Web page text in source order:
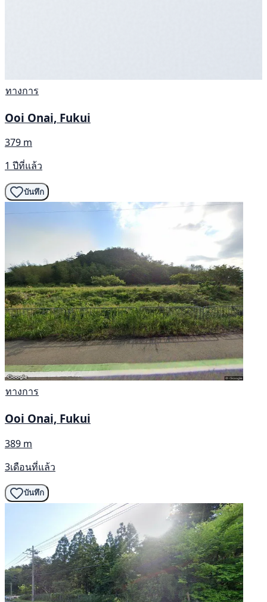
ทางการ
Ooi Onai, Fukui
379 m
1 ปีที่แล้ว
บันทึก
ทางการ
Ooi Onai, Fukui
389 m
3เดือนที่แล้ว
บันทึก